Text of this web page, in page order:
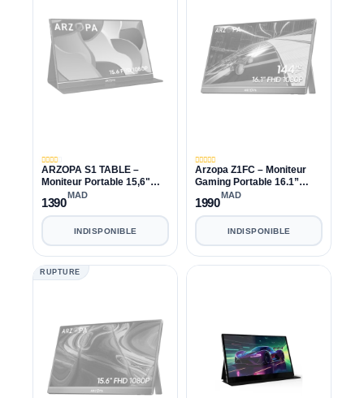
ARZOPA S1 TABLE –
Moniteur Portable 15,6"
FHD IPS (HDMI/USB-C, Eye
Care, Compatible
PC/Mac/PS5/Xbox)
1390
MAD
INDISPONIBLE
Arzopa Z1FC – Moniteur
Gaming Portable 16.1”
144Hz Full HD
1990
MAD
INDISPONIBLE
RUPTURE